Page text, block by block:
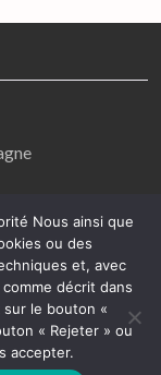
Nous ainsi que
ou des
et, avec
décrit dans
sur le bouton «
« Rejeter » ou
accepter.